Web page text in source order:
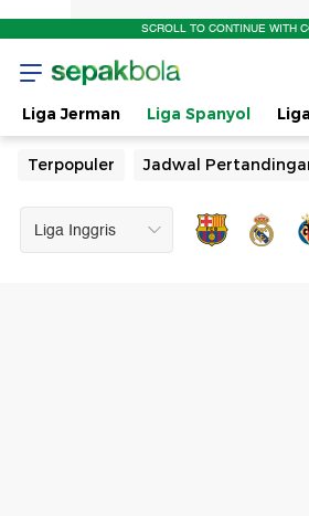
SCROLL TO CONTINUE WITH
Liga Jerman Liga Spanyol
Terpopuler Jadwal